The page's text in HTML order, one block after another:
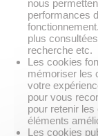
nous
performances
plus
recherche etc.
Les cookies
mémoriser les
votre
pour vous
pour retenir
éléments
Les cookies